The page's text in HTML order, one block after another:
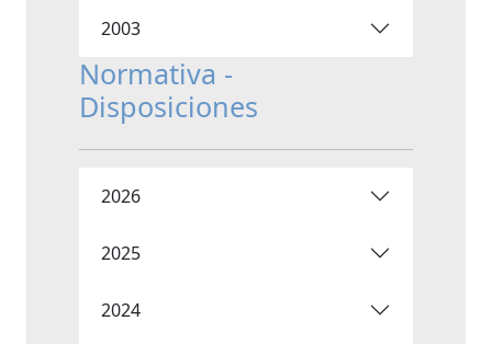
2003
Normativa -
Disposiciones
2026
2025
2024